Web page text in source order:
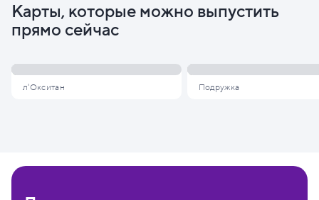
Карты, которые можно выпустить
прямо сейчас
л'Окситан Подружка